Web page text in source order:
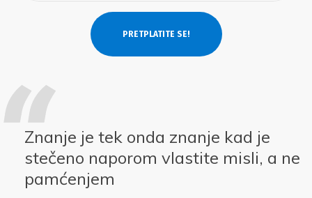
Znanje je tek onda znanje kad je
stečeno naporom vlastite misli, a ne
pamćenjem